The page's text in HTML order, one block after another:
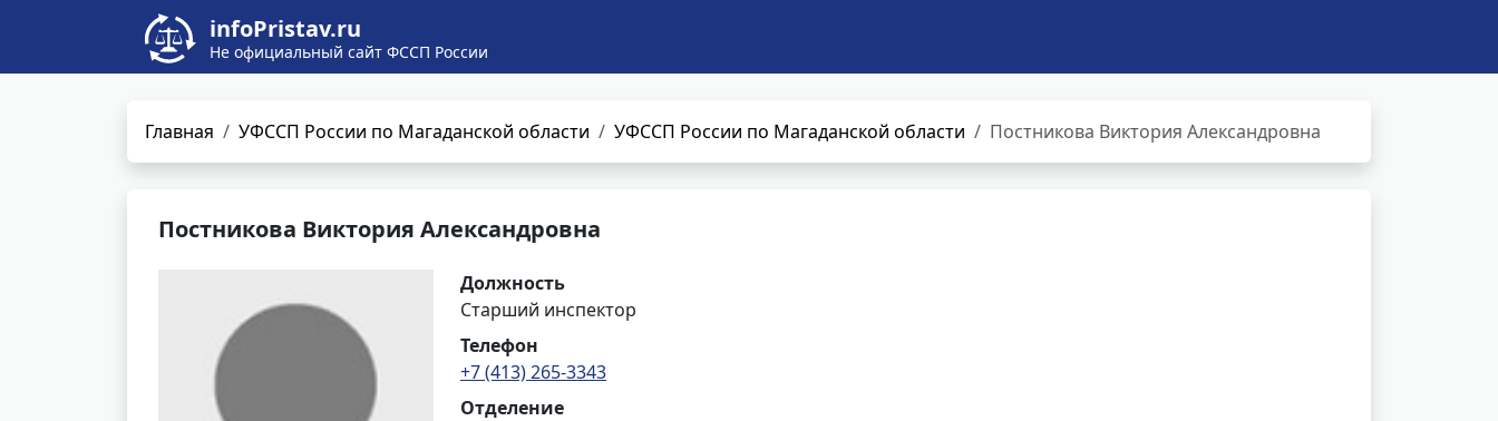
infoPristav.ru
Не официальный сайт ФССП России
Главная УФССП России по Магаданской области УФССП России по Магаданской области Постникова Виктория Александровна
Постникова Виктория Александровна
Должность
Старший инспектор
Телефон
+7 (413) 265-3343
Отделение